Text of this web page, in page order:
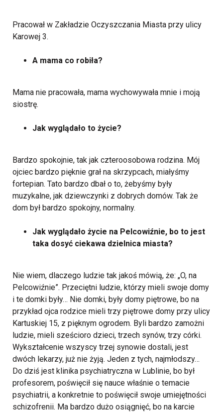
Pracował w Zakładzie Oczyszczania Miasta przy ulicy
Karowej 3.
A mama co robiła?
Mama nie pracowała, mama wychowywała mnie i moją
siostrę.
Jak wyglądało to życie?
Bardzo spokojnie, tak jak czteroosobowa rodzina. Mój
ojciec bardzo pięknie grał na skrzypcach, miałyśmy
fortepian. Tato bardzo dbał o to, żebyśmy były
muzykalne, jak dziewczynki z dobrych domów. Tak że
dom był bardzo spokojny, normalny.
Jak wyglądało życie na Pelcowiźnie, bo to jest
taka dosyć ciekawa dzielnica miasta?
Nie wiem, dlaczego ludzie tak jakoś mówią, że: „O, na
Pelcowiźnie”. Przeciętni ludzie, którzy mieli swoje domy
i te domki były… Nie domki, były domy piętrowe, bo na
przykład ojca rodzice mieli trzy piętrowe domy przy ulicy
Kartuskiej 15, z pięknym ogrodem. Byli bardzo zamożni
ludzie, mieli sześcioro dzieci, trzech synów, trzy córki.
Wykształcenie wszyscy trzej synowie dostali, jest
dwóch lekarzy, już nie żyją. Jeden z tych, najmłodszy…
Do dziś jest klinika psychiatryczna w Lublinie, bo był
profesorem, poświęcił się nauce właśnie o temacie
psychiatrii, a konkretnie to poświęcił swoje umiejętności
schizofrenii. Ma bardzo dużo osiągnięć, bo na karcie